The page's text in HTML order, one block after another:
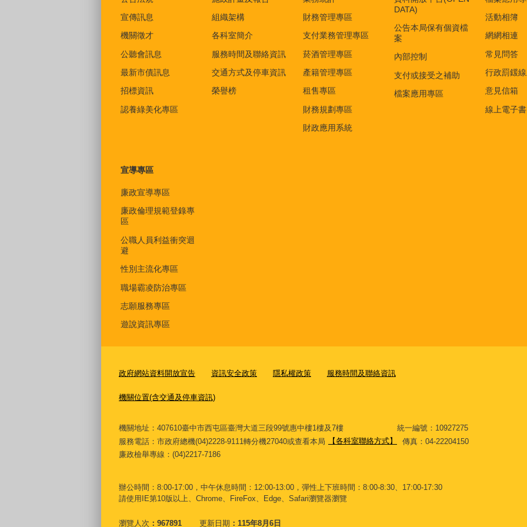
宣傳訊息
機關徵才
公聽會訊息
最新市債訊息
招標資訊
認養綠美化專區
組織架構
各科室簡介
服務時間及聯絡資訊
交通方式及停車資訊
榮譽榜
財務管理專區
支付業務管理專區
菸酒管理專區
產籍管理專區
租售專區
財務規劃專區
財政應用系統
DATA)
公告本局保有個資檔
案
內部控制
支付或接受之補助
檔案應用專區
活動相簿
網網相連
常見問答
行政罰鍰
意見信箱
線上電子書
宣導專區
廉政宣導專區
廉政倫理規範登錄專
區
公職人員利益衝突迴
避
性別主流化專區
職場霸凌防治專區
志願服務專區
遊說資訊專區
政府網站資料開放宣告 資訊安全政策 隱私權政策 服務時間及聯絡資訊
機關位置(含交通及停車資訊)
機關地址：407610臺中市西屯區臺灣大道三段99號惠中樓1樓及7樓 統一編號：10927275
服務電話 ：市政府總機(04)2228-9111轉分機27040或查看本局 【各科室聯絡方式】
傳真：04-22204150
廉政檢舉專線：(04)2217-7186
辦公時間：8:00-17:00，中午休息時間：12:00-13:00，彈性上下班時間：8:00-8:30、17:00-17:30
請使用IE第10版以上、Chrome、FireFox、Edge、Safari瀏覽器瀏覽
瀏覽人次 967891 更新日期 115年8月6日